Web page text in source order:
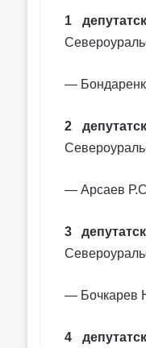
1
—
2
— Арсаев
3
— Бочкарев
4